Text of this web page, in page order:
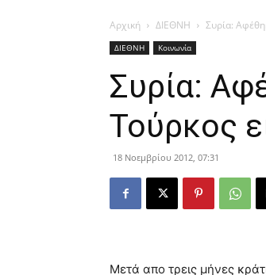
Αρχική ΔΙΕΘΝΗ Συρία:
ΔΙΕΘΝΗ Κοινωνία
Συρία:
Τούρκος
18 Νοεμβρίου 2012, 07:31
Μετά απο τρεις μήνες